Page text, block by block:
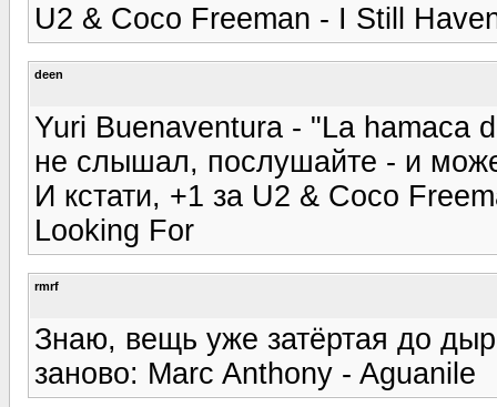
U2 & Coco Freeman - I Still
deen
Yuri Buenaventura - "La hamaca
не слышал, послушайте - и
И кстати, +1 за U2 & Coco
Looking For
rmrf
Знаю, вещь уже затёртая до
заново: Marc Anthony - Aguanile